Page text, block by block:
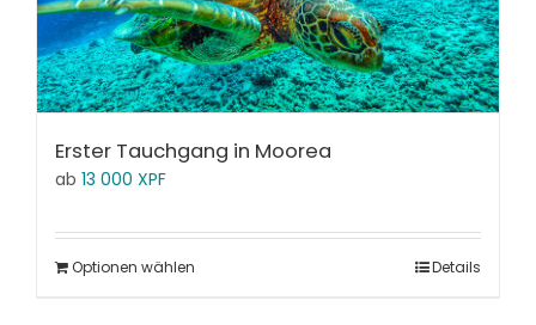
Erster Tauchgang in Moorea
ab 13 000 XPF
Optionen wählen Details